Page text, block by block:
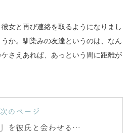
女と再び連絡を取るようになりまし
か。馴染みの友達というのは、なん
さえあれば、あっという間に距離が
次のページ
を彼氏と会わせるこ